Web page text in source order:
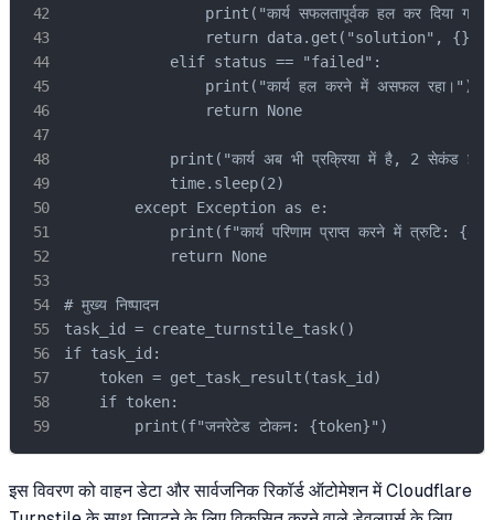
print("कार्य सफलतापूर्वक हल कर दिया
return data.get("solution",
            elif status == "failed":
                print("कार्य हल करने में असफल रहा।")
                return None
print("कार्य अब भी प्रक्रिया में है, 2 सेकंड
            time.sleep(2)
        except Exception as e:
print(f"कार्य परिणाम प्राप्त करने में त्रुटि:
            return None
# मुख्य निष्पादन
task_id = create_turnstile_task()
if task_id:
    token = get_task_result(task_id)
    if token:
        print(f"जनरेटेड टोकन: {token}")
इस विवरण को वाहन डेटा और सार्वजनिक रिकॉर्ड ऑटोमेशन में Cloudflare